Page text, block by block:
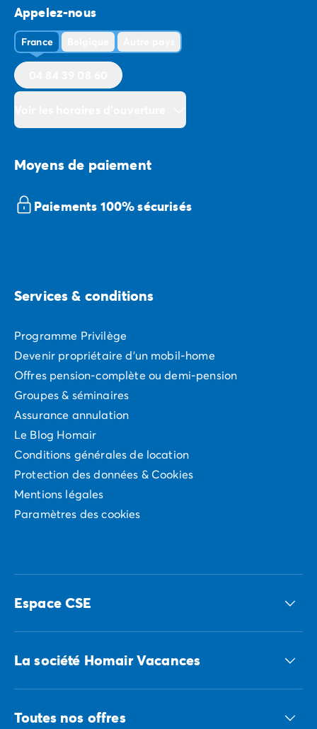
Appelez-nous
France
Moyens de paiement
Paiements 100% sécurisés
Services & conditions
Programme Privilège
Devenir propriétaire d'un mobil-home
Offres pension-complète ou demi-pension
Groupes & séminaires
Assurance annulation
Le Blog Homair
Conditions générales de location
Protection des données & Cookies
Mentions légales
Paramètres des cookies
Espace CSE
La société Homair Vacances
Nous recrutons
Toutes nos offres